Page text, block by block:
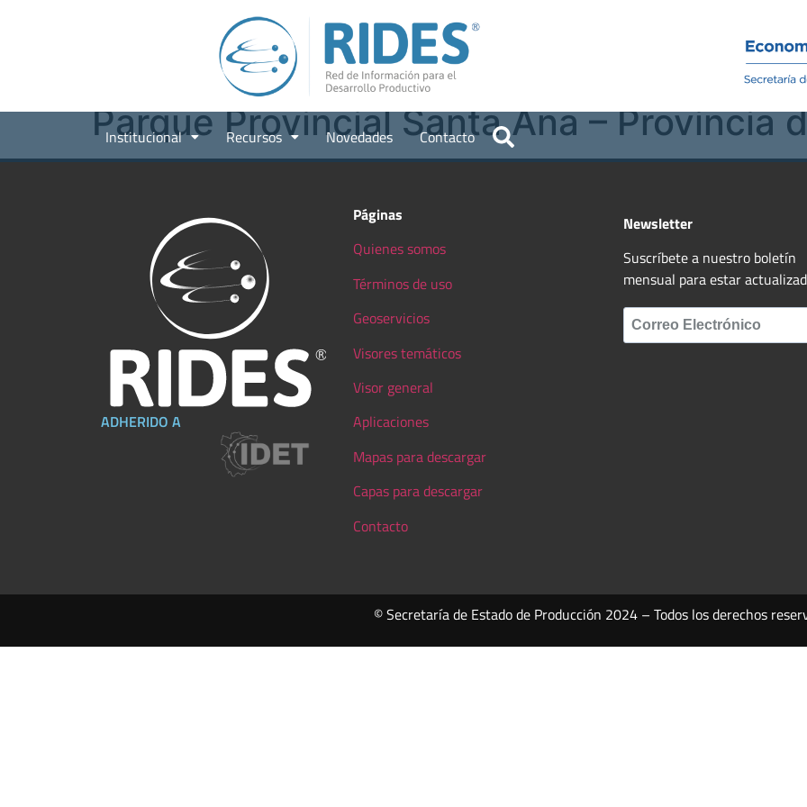
Institucional Recursos Novedades Contacto
Parque Provincial Santa Ana – Provincia
ADHERIDO A
Páginas
Quienes somos
Términos de uso
Geoservicios
Visores temáticos
Visor general
Aplicaciones
Mapas para descargar
Capas para descargar
Contacto
Newsletter
Suscríbete a nuestro boletín
mensual para estar
© Secretaría de Estado de Producción 2024 – Todos los derechos